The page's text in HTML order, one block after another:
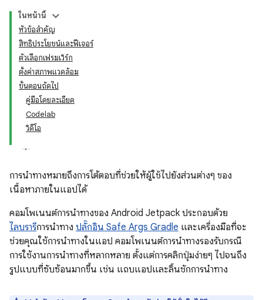
ในหน้านี้
หัวข้อสำคัญ
สิทธิประโยชน์และฟีเจอร์
ตัวเลือกเฟรมเวิร์ก
ตั้งค่าสภาพแวดล้อม
ขั้นตอนถัดไป
คู่มือโดยละเอียด
Codelab
วิดีโอ
การนำทางหมายถึงการโต้ตอบที่ช่วยให้ผู้ใช้ไปยังส่วนต่างๆ ของ
เนื้อหาภายในแอปได้
คอมโพเนนต์การนำทางของ Android Jetpack ประกอบด้วย
ไลบรารีการนำทาง ปลั๊กอิน Safe Args Gradle และเครื่องมือที่จะ
ช่วยคุณใช้การนำทางในแอป คอมโพเนนต์การนำทางรองรับกรณี
การใช้งานการนำทางที่หลากหลาย ตั้งแต่การคลิกปุ่มง่ายๆ ไปจนถึง
รูปแบบที่ซับซ้อนมากขึ้น เช่น แถบแอปและลิ้นชักการนำทาง